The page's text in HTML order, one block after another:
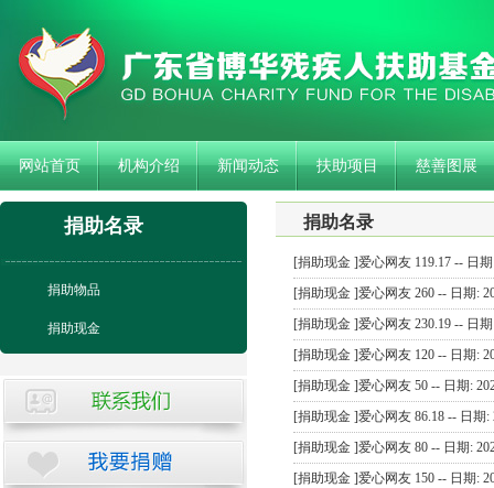
网站首页 机构介绍 新闻动态 扶助项目 慈善图展
捐助名录
捐助物品
捐助现金
捐助名录
[捐助现金 ]爱心网友 119.17 -- 日期
[捐助现金 ]爱心网友 260 -- 日期:
[捐助现金 ]爱心网友 230.19 -- 日期
[捐助现金 ]爱心网友 120 -- 日期:
[捐助现金 ]爱心网友 50 -- 日期:
[捐助现金 ]爱心网友 86.18 -- 日期:
[捐助现金 ]爱心网友 80 -- 日期:
[捐助现金 ]爱心网友 150 -- 日期: